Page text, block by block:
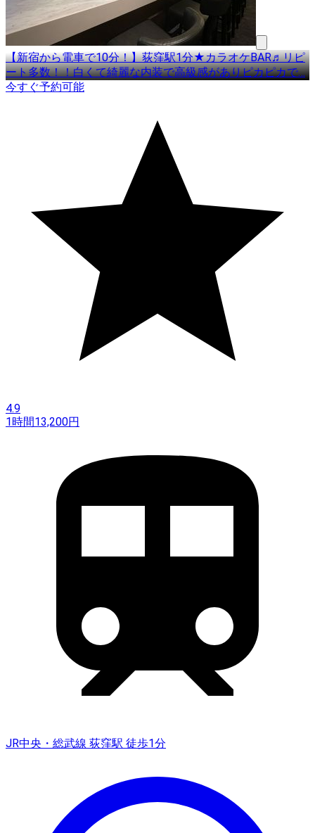
【新宿から電車で10分！】荻窪駅1分★カラオケBAR♬リピ
ート多数！！白くて綺麗な内装で高級感がありピカピカで…
今すぐ予約可能
4.9
1時間13,200円
JR中央・総武線 荻窪駅 徒歩1分